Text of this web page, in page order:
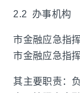
2.2 办事机构
市金融应急指
市金融应急指
其主要职责：